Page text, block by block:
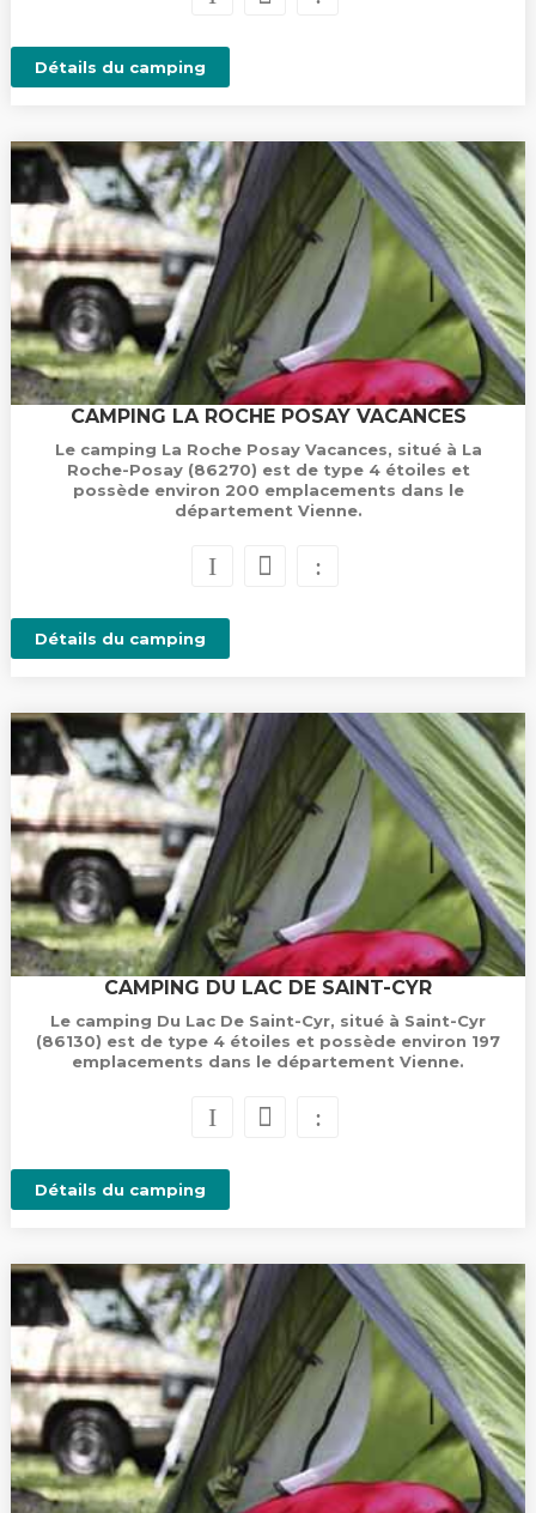
Détails du camping
CAMPING LA ROCHE POSAY VACANCES
Le camping La Roche Posay Vacances, situé à La
Roche-Posay (86270) est de type 4 étoiles et
possède environ 200 emplacements dans le
département Vienne.
Détails du camping
CAMPING DU LAC DE SAINT-CYR
Le camping Du Lac De Saint-Cyr, situé à Saint-Cyr
(86130) est de type 4 étoiles et possède environ 197
emplacements dans le département Vienne.
Détails du camping